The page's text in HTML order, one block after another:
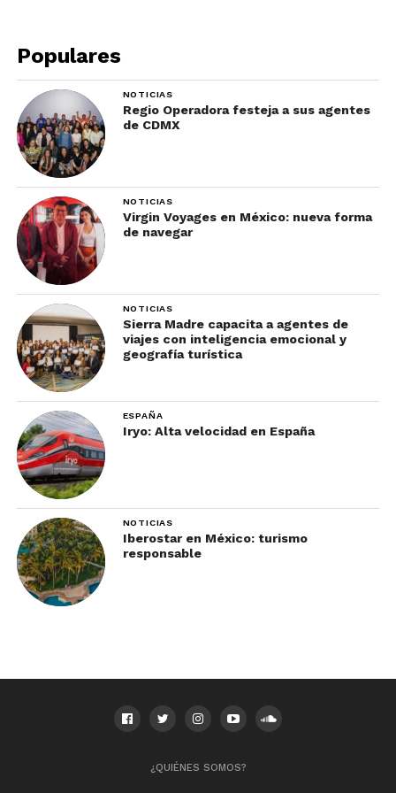
Populares
NOTICIAS
Regio Operadora festeja a sus agentes
de CDMX
NOTICIAS
Virgin Voyages en México: nueva forma
de navegar
NOTICIAS
Sierra Madre capacita a agentes de
viajes con inteligencia emocional y
geografía turística
ESPAÑA
Iryo: Alta velocidad en España
NOTICIAS
Iberostar en México: turismo
responsable
¿QUIÉNES SOMOS?